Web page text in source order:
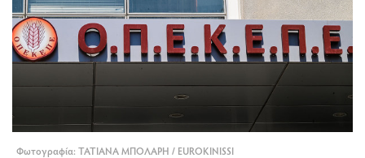
Φωτογραφία: ΤΑΤΙΑΝΑ ΜΠΟΛΑΡΗ / EUROKINISSI